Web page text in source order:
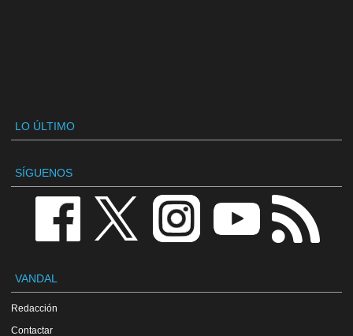
LO ÚLTIMO
SÍGUENOS
VANDAL
Redacción
Contactar